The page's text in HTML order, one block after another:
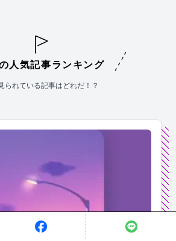
人気記事ランキング
られている記事はどれだ！？